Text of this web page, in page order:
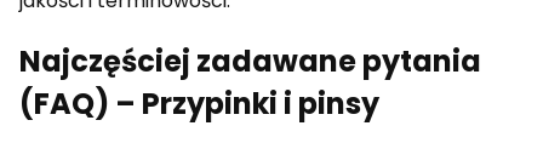
Najczęściej zadawane pytania
(FAQ) – Przypinki i pinsy